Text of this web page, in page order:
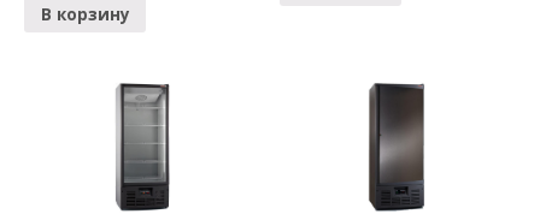
В корзину